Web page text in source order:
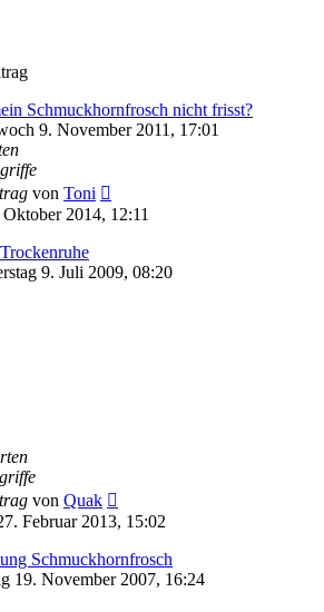
Schmuckhornfrosch nicht frisst?
9. November 2011, 17:01
von Toni
2014, 12:11
9. Juli 2009, 08:20
von Quak
Februar 2013, 15:02
Schmuckhornfrosch
19. November 2007, 16:24